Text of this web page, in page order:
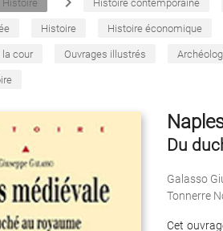
Histoire Histoire contemporaine
Histoire Histoire économique
la cour Ouvrages illustrés
Du
Galasso
Tonnerre
Cet